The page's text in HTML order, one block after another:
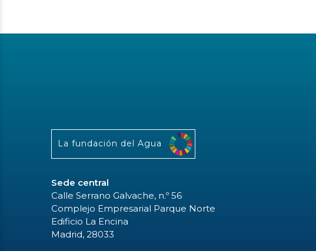
La fundación del Agua
Sede central
Calle Serrano Galvache, n.º 56
Complejo Empresarial Parque Norte
Edificio La Encina
Madrid, 28033